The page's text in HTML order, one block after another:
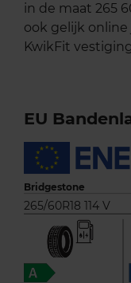
in de maat 265
ook gelijk
KwikFit
EU
Bridgestone
265/60R18 114 V